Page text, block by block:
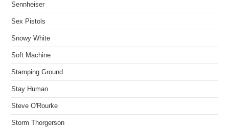
Sennheiser
Sex Pistols
Snowy White
Soft Machine
Stamping Ground
Stay Human
Steve O'Rourke
Storm Thorgerson